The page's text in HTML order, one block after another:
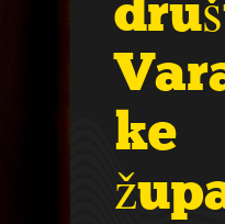
ke